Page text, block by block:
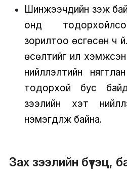
Шинжээчдийн үзэж
онд
зорилтоо өсгөсөн ч
өсөлтийг илүү хэмжсэн
нийлүүлэлтийн
тодорхой бус
зээлийн хэт
нэмэгдүүлж байна.
Зах зээлийн бүтэц,